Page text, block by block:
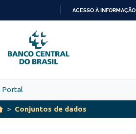
PARA
O
CONTEÚDO
ACESSO À INFORMAÇÃO
Portal
Conjuntos de dados